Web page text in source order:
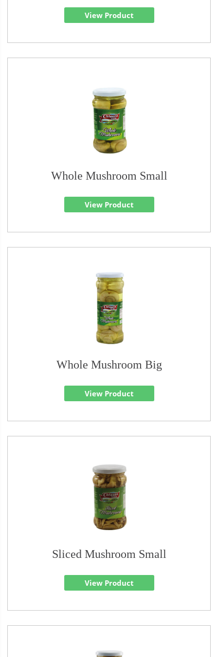
View Product
Whole Mushroom Small
View Product
Whole Mushroom Big
View Product
Sliced Mushroom Small
View Product